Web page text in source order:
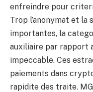
enfreindre pour
Trop l’anonymat et
importantes, la
auxiliaire par rapport
impeccable. Ces
paiements dans
rapidite des traite.